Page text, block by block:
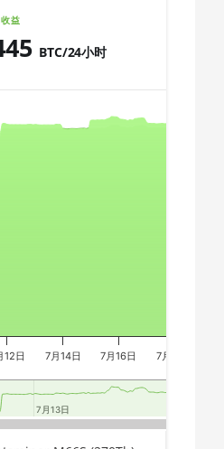
1900X
1920X
3970X
3990X
益
BTC/24小时
12日 7月14日 7月16日 7月18日
7月13日
7月13日